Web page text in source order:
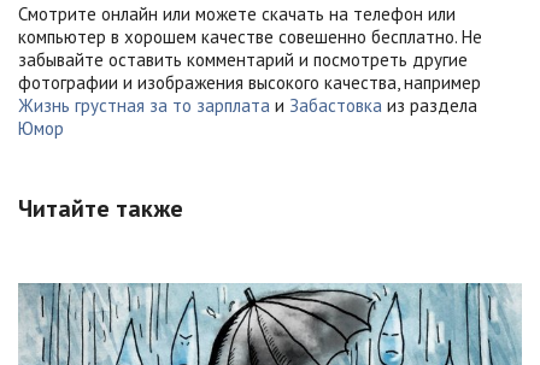
Смотрите онлайн или можете скачать на телефон или
компьютер в хорошем качестве совешенно бесплатно. Не
забывайте оставить комментарий и посмотреть другие
фотографии и изображения высокого качества, например
Жизнь грустная за то зарплата и Забастовка из раздела
Юмор
Читайте также